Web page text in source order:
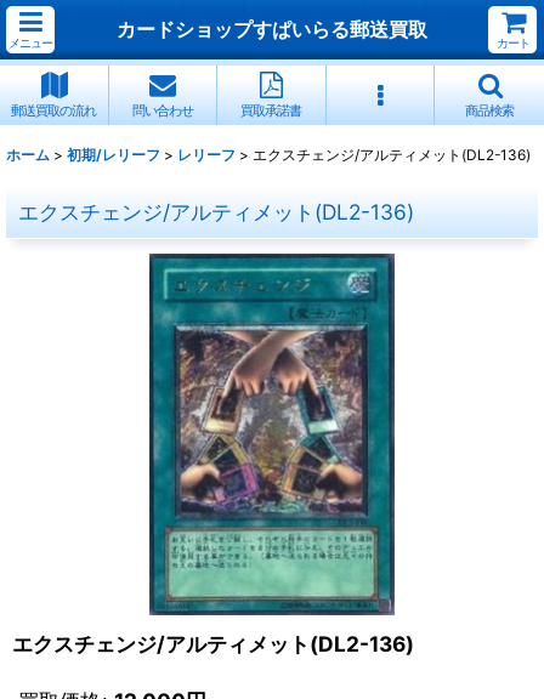
メニュー
カードショップすぱいらる郵送買取
カート
郵送買取の流れ 問い合わせ 買取承諾書 商品検索
ホーム > 初期/レリーフ > レリーフ > エクスチェンジ/アルティメット(DL2-136)
エクスチェンジ/アルティメット(DL2-136)
エクスチェンジ/アルティメット(DL2-136)